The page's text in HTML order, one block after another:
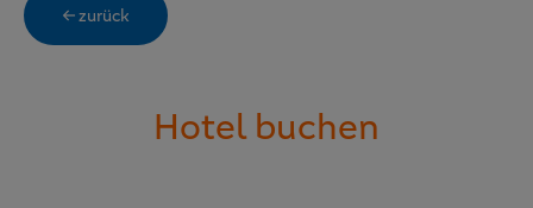
← zurück
Hotel buchen